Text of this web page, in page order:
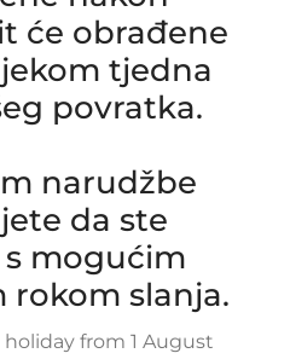
će obrađene
tjedna
povratka.
narudžbe
da ste
mogućim
slanja.
from 1 August
usisa zraka VW /
059129615L
ili sljedeći radni dan)
u košaricu